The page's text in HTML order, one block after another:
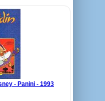
- Panini - 1993